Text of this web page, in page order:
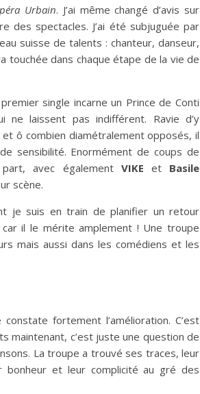
Urbain. J’ai même changé d’avis sur
des spectacles. J’ai été subjuguée par
suisse de talents : chanteur, danseur,
touchée dans chaque étape de la vie de
single incarne un Prince de Conti
ne laissent pas indifférent. Ravie d’y
ô combien diamétralement opposés, il
sensibilité. Enormément de coups de
avec également VIKE et Basile
scène.
je suis en train de planifier un retour
il le mérite amplement ! Une troupe
mais aussi dans les comédiens et les
fortement l’amélioration. C’est
maintenant, c’est juste une question de
La troupe a trouvé ses traces, leur
et leur complicité au gré des